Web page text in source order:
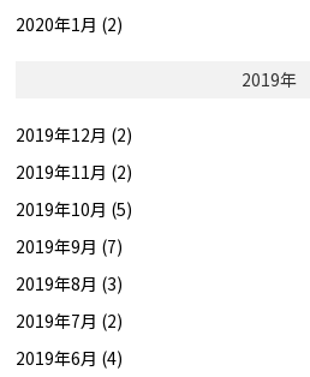
2020年1月 (2)
2019年
2019年12月 (2)
2019年11月 (2)
2019年10月 (5)
2019年9月 (7)
2019年8月 (3)
2019年7月 (2)
2019年6月 (4)